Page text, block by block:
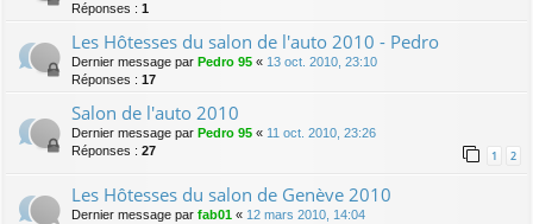
Réponses : 1
Les Hôtesses du salon de l'auto 2010 - Pedro
Dernier message par Pedro 95 « 13 oct. 2010, 23:10
Réponses : 17
Salon de l'auto 2010
Dernier message par Pedro 95 « 11 oct. 2010, 23:26
Réponses : 27 1 2
Les Hôtesses du salon de Genève 2010
Dernier message par fab01 « 12 mars 2010, 14:04